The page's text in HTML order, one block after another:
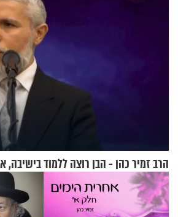
הרב זמיר כהן - הבן רוצה ללמוד